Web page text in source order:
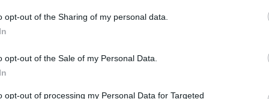
opt-out of the Sharing of my personal data.
opt-out of the Sale of my Personal Data.
opt-out of processing my Personal Data for Targeted
felesége címmel Petőfiné Szendrey
Patka Heléna előadásában. A
az esemény címadó írója,
olvasóink.